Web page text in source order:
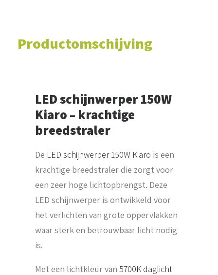
Productomschijving
LED schijnwerper 150W
Kiaro – krachtige
breedstraler
De LED schijnwerper 150W Kiaro is een
krachtige breedstraler die zorgt voor
een zeer hoge lichtopbrengst. Deze
LED schijnwerper is ontwikkeld voor
het verlichten van grote oppervlakken
waar sterk en betrouwbaar licht nodig
is.
Met een lichtkleur van 5700K daglicht